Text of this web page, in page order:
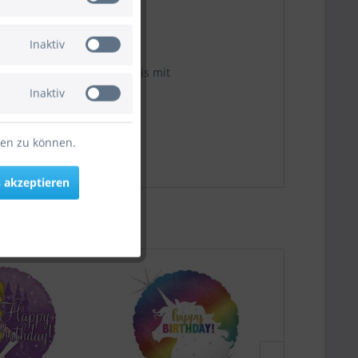
Mittig platzierter Kreis mit
Inaktiv
Inaktiv
zu können.
akzeptieren